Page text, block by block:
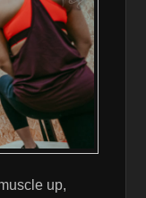
up,